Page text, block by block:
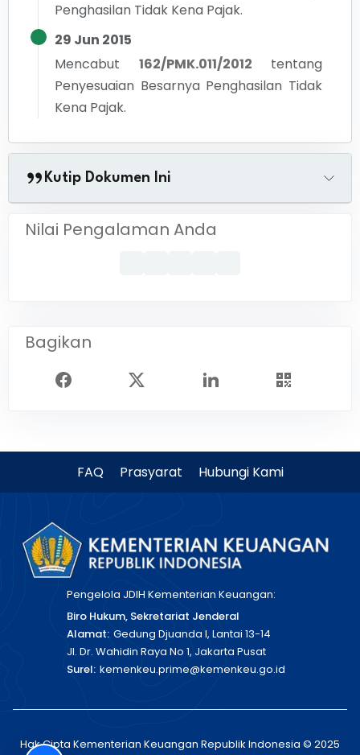
Penghasilan Tidak Kena Pajak.
29 Jun 2015
Mencabut
162/PMK.011/2012
tentang
Penyesuaian Besarnya Penghasilan Tidak
Kena Pajak.
Kutip Dokumen Ini
Nilai Pengalaman Anda
Bagikan
FAQ Prasyarat Hubungi Kami
Pengelola JDIH Kementerian Keuangan:
Biro Hukum, Sekretariat Jenderal
Alamat: Gedung Djuanda I, Lantai 13-14
Jl. Dr. Wahidin Raya No 1, Jakarta Pusat
Surel: kemenkeu.prime@kemenkeu.go.id
Hak Cipta Kementerian Keuangan Republik Indonesia © 2025